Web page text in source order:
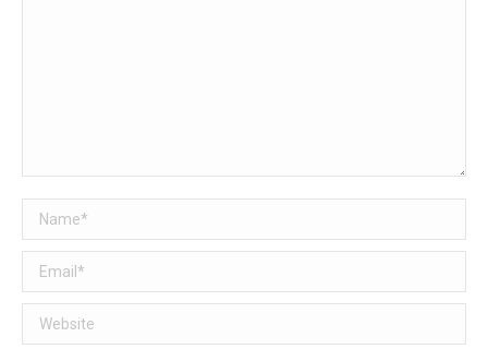
Name *
Email *
Website